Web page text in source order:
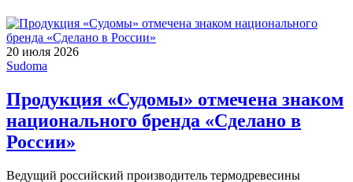
20 июля 2026
Sudoma
Продукция «Судомы» отмечена знаком
национального бренда «Сделано в
России»
Ведущий российский производитель термодревесины